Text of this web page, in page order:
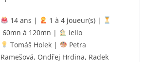
14 ans |
‍ 1 à 4 joueur(s) |
60mn à 120mn |
Iello
Tomáš Holek |
Petra
Ramešová, Ondřej Hrdina, Radek